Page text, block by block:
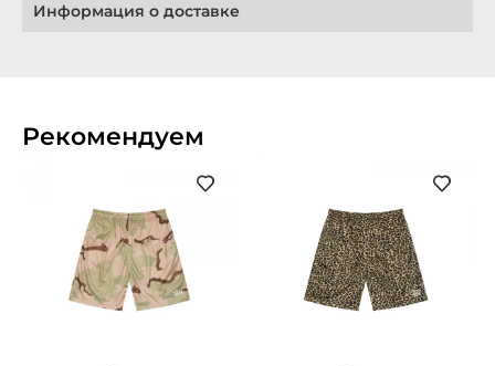
Информация о доставке
Рекомендуем